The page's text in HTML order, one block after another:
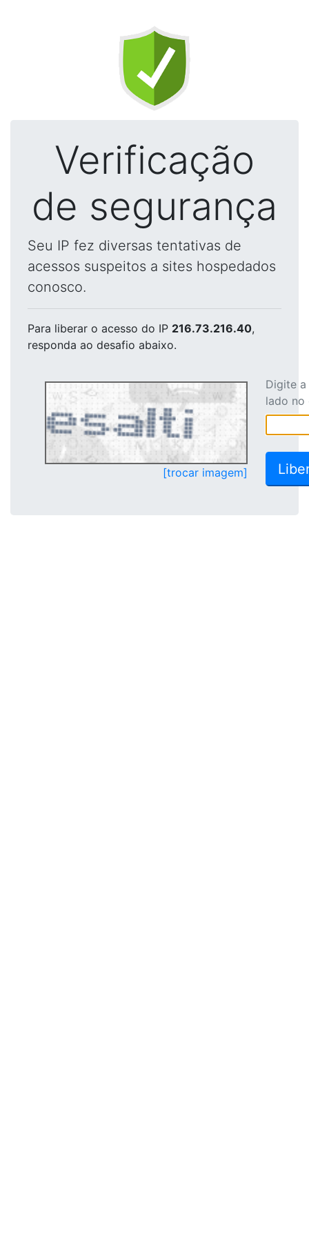
Verificação
de segurança
Seu IP fez diversas tentativas de
acessos suspeitos a sites hospedados
conosco.
Para liberar o acesso do IP 216.73.216.40,
responda ao desafio abaixo.
[trocar imagem]
Digite
lado no